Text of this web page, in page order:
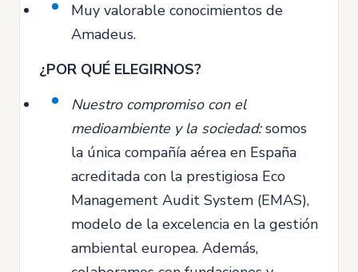
Muy valorable conocimientos de
Amadeus.
¿POR QUÉ ELEGIRNOS?
Nuestro compromiso con el
medioambiente y la sociedad:somos
la única compañía aérea en España
acreditada con la prestigiosa Eco
Management Audit System (EMAS),
modelo de la excelencia en la gestión
ambiental europea. Además,